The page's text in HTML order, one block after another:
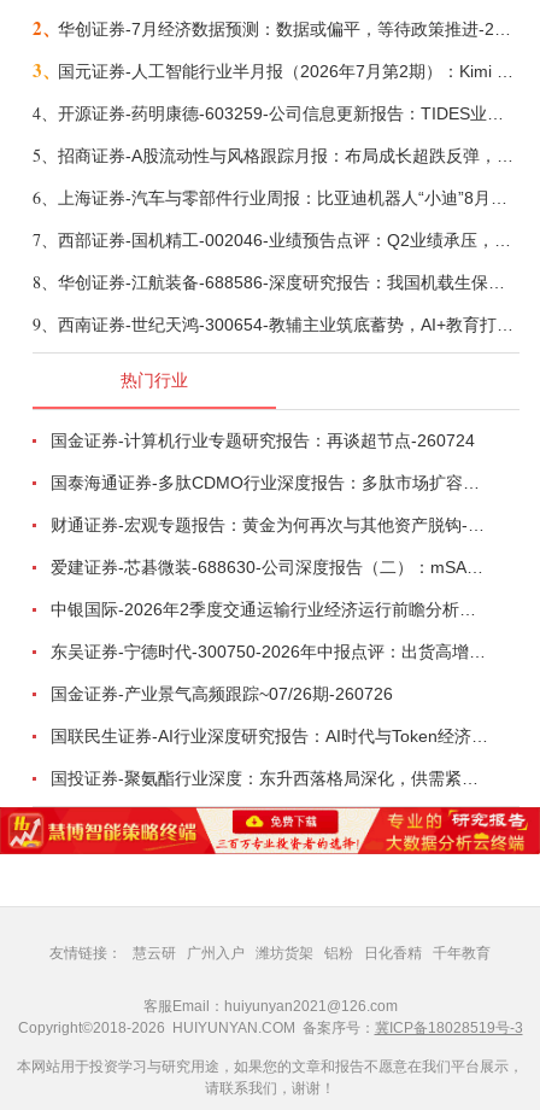
2、
3、
4、
5、
6、
7、
8、
9、 西南证券-世纪天鸿-300654-教辅主业筑底蓄势，AI+教育打开第二曲线-260729
热门行业
国金证券-计算机行业专题研究报告：再谈超节点-260724
爱建证券-芯碁微装-688630-公司深度报告（二）：mSAP带动LDI量价齐升，大尺寸封装打开成长空间-260722
中银国际-2026年2季度交通运输行业经济运行前瞻分析：地缘冲突致航运和航空景气度分化，交通基础设施板块总体呈现稳健特征-260724
东吴证券-宁德时代-300750-2026年中报点评：出货高增业绩稳健，回购彰显龙头信心-260726
国金证券-产业景气高频跟踪~07/26期-260726
国联民生证券-AI行业深度研究报告：AI时代与Token经济，从技术符号到数字石油-260801
友情链接： 慧云研 广州入户 潍坊货架 铝粉 日化香精 千年教育
客服Email：huiyunyan2021@126.com
Copyright©2018-2026 HUIYUNYAN.COM 备案序号： 冀ICP备18028519号-3
本网站用于投资学习与研究用途，如果您的文章和报告不愿意在我们平台展示，
请联系我们，谢谢！